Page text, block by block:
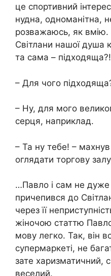
це спортивний
нудна, одноманітна,
розважаюсь, як
Світлани нашої душа
та сама – підходяща?!
– Для чого
– Ну, для мого
серця, наприклад.
– Та ну тебе! –
оглядати торгову
…Павло і сам не дуже
причепився до
через її
жіночою статтю
мову легко. Так, він
супермаркеті, не
зате харизматичний,
веселий.